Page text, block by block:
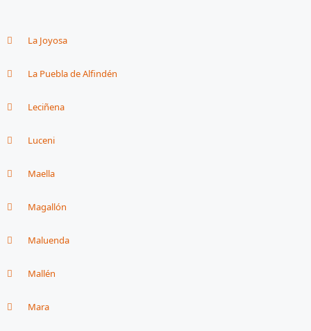
La Joyosa
La Puebla de Alfindén
Leciñena
Luceni
Maella
Magallón
Maluenda
Mallén
Mara